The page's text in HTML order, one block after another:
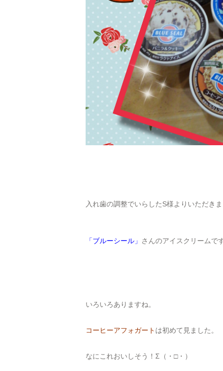
入れ歯の調整でいらしたS様よりいただき
「ブルーシール」 さんのアイスクリームで
いろいろありますね。
コーヒーアフォガート は初めて見ました。
なにこれおいしそう！Σ（・□・）